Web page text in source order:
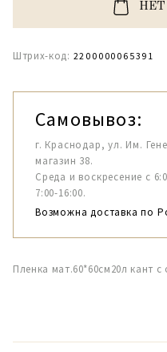
Штрих-код: 2200000065391
Самовывоз:
г. Краснодар, ул. Им.
магазин 38.
Среда и воскресение с
7:00-16:00.
Возможна доставка по
Пленка мат.60*60см20л кант